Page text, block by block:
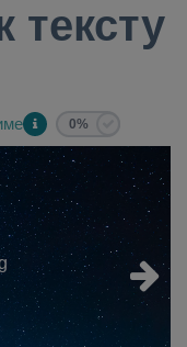
тексту
0%